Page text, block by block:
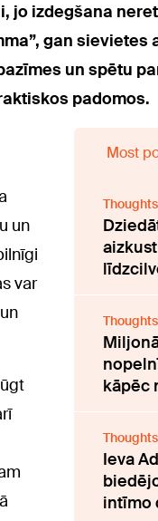
izdegšana
gan
un spētu
padomos.
un
var
Most
Thoughts
Thoughts
kāpēc
Thoughts
Ieva
intīmo